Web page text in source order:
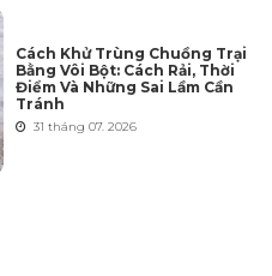
Cách Khử Trùng Chuồng Trại
Bằng Vôi Bột: Cách Rải, Thời
Điểm Và Những Sai Lầm Cần
Tránh
31 tháng 07. 2026